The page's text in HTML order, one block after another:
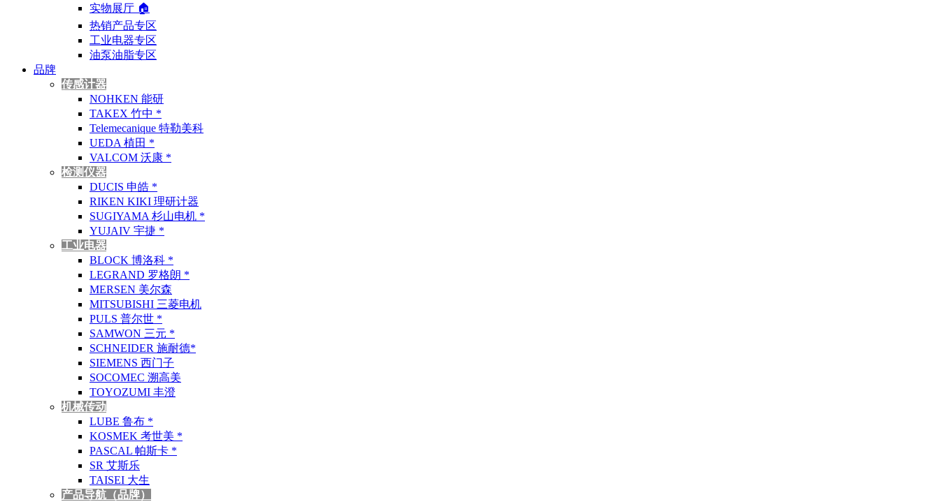
实物展厅 🏠︎
热销产品专区
工业电器专区
油泵油脂专区
品牌
传感计器
NOHKEN 能研
TAKEX 竹中 *
Telemecanique 特勒美科
UEDA 植田 *
VALCOM 沃康 *
检测仪器
DUCIS 申皓 *
RIKEN KIKI 理研计器
SUGIYAMA 杉山电机 *
YUJAIV 宇捷 *
工业电器
BLOCK 博洛科 *
LEGRAND 罗格朗 *
MERSEN 美尔森
MITSUBISHI 三菱电机
PULS 普尔世 *
SAMWON 三元 *
SCHNEIDER 施耐德*
SIEMENS 西门子
SOCOMEC 溯高美
TOYOZUMI 丰澄
机械传动
LUBE 鲁布 *
KOSMEK 考世美 *
PASCAL 帕斯卡 *
SR 艾斯乐
TAISEI 大生
产品导航（品牌）